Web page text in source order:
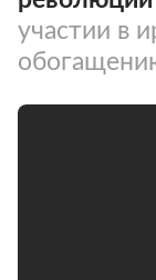
участии в